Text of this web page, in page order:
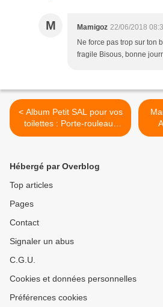
M Mamigoz 22/06/2018
Ne force pas trop sur ton
fragile Bisous, bonne
< Album Petit SAL pour vos
toilettes : Porte-rouleaux
papier
Hébergé par Overblog
Top articles
Pages
Contact
Signaler un abus
C.G.U.
Cookies et données personnelles
Préférences cookies